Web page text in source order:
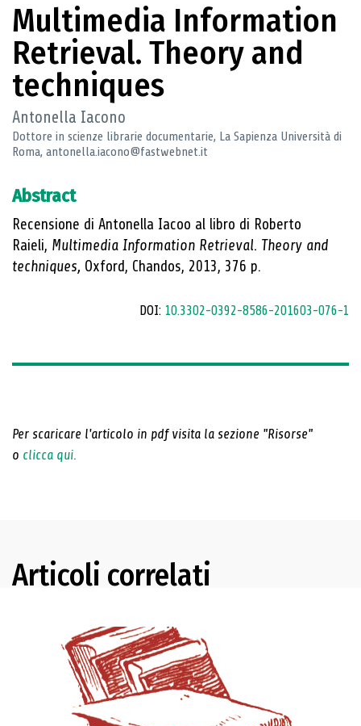
Multimedia Information
Retrieval. Theory and
techniques
Antonella Iacono
Dottore in scienze librarie documentarie, La Sapienza Università di
Roma, antonella.iacono@fastwebnet.it
Abstract
Recensione di Antonella Iacoo al libro di Roberto
Raieli, Multimedia Information Retrieval. Theory and
techniques, Oxford, Chandos, 2013, 376 p.
DOI: 10.3302-0392-8586-201603-076-1
Per scaricare l'articolo in pdf visita la sezione "Risorse"
o clicca qui.
Articoli correlati